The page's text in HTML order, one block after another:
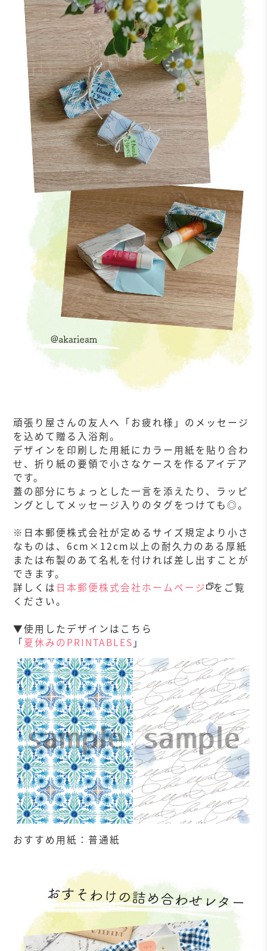
頑張り屋さんの友人へ「お疲れ様」のメッセージ
を込めて贈る入浴剤。
デザインを印刷した用紙にカラー用紙を貼り合わ
せ、折り紙の要領で小さなケースを作るアイデア
です。
蓋の部分にちょっとした一言を添えたり、ラッピ
ングとしてメッセージ入りのタグをつけても◎。
※日本郵便株式会社が定めるサイズ規定より小さ
なものは、6cm×12cm以上の耐久力のある厚紙
または布製のあて名札を付ければ差し出すことが
できます。
詳しくは 日本郵便株式会社ホームページ をご覧
ください。
▼使用したデザインはこちら
「夏休みのPRINTABLES 」
おすすめ用紙：普通紙